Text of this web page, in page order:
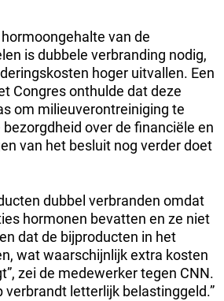
van de
is dubbele verbranding nodig,
hoger uitvallen. Een
Congres onthulde dat deze
om milieuverontreiniging te
over de financiële en
van het besluit nog verder doet
dubbel verbranden omdat
hormonen bevatten en ze niet
dat de bijproducten in het
wat waarschijnlijk extra kosten
zei de medewerker tegen CNN.
verbrandt letterlijk belastinggeld.”